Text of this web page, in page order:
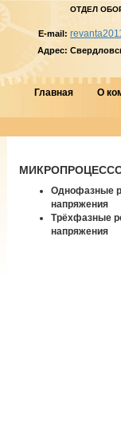
ОТДЕЛ
E-mail:
Адрес:
Главная О
Однофазные
напряжения
Трёхфазные
напряжения